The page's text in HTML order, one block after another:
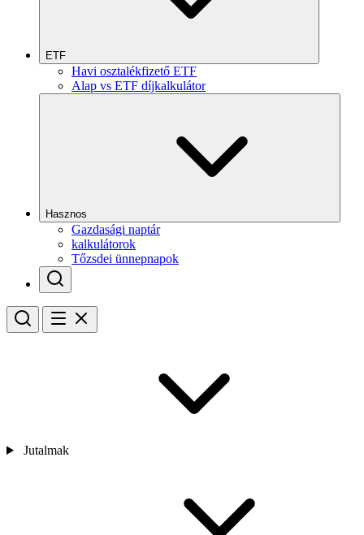
ETF
Havi osztalékfizető ETF
Alap vs ETF díjkalkulátor
Hasznos
Gazdasági naptár
kalkulátorok
Tőzsdei ünnepnapok
Jutalmak